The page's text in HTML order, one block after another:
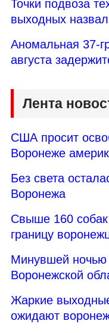
Точки подвоза
выходных
Аномальная 37-
августа
Лента
США просит
Воронеже
Без света
Воронежа
Свыше 160
границу
Минувшей ночью
Воронежской
Жаркие
ожидают